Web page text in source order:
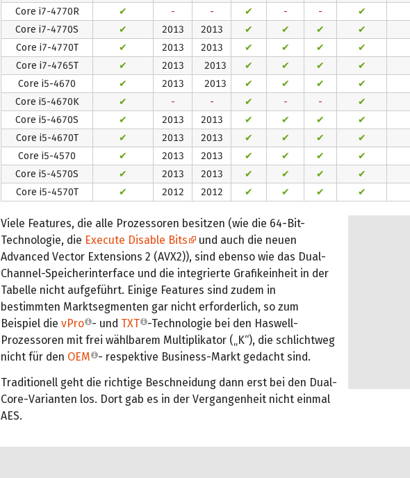
Core i7-4770R
✔ - - ✔ - - ✔
Core i7-4770S
✔ 2013 2013 ✔ ✔ ✔ ✔
Core i7-4770T
✔ 2013 2013 ✔ ✔ ✔ ✔
Core i7-4765T
✔ 2013 2013 ✔ ✔ ✔ ✔
Core i5-4670
✔ 2013 2013 ✔ ✔ ✔ ✔
Core i5-4670K
✔ - - ✔ - - ✔
Core i5-4670S
✔ 2013 2013 ✔ ✔ ✔ ✔
Core i5-4670T
✔ 2013 2013 ✔ ✔ ✔ ✔
Core i5-4570
✔ 2013 2013 ✔ ✔ ✔ ✔
Core i5-4570S
✔ 2013 2013 ✔ ✔ ✔ ✔
Core i5-4570T
✔ 2012 2012 ✔ ✔ ✔ ✔
Viele Features, die alle Prozessoren besitzen (wie die 64-Bit-
Technologie, die Execute Disable Bits
und auch die neuen
Advanced Vector Extensions 2 (AVX2)), sind ebenso wie das Dual-
Channel-Speicherinterface und die integrierte Grafikeinheit in der
Tabelle nicht aufgeführt. Einige Features sind zudem in
bestimmten Marktsegmenten gar nicht erforderlich, so zum
Beispiel die vPro - und TXT
-Technologie bei den Haswell-
Prozessoren mit frei wählbarem Multiplikator („K“), die schlichtweg
nicht für den OEM
- respektive Business-Markt gedacht sind.
Traditionell geht die richtige Beschneidung dann erst bei den Dual-
Core-Varianten los. Dort gab es in der Vergangenheit nicht einmal
AES.